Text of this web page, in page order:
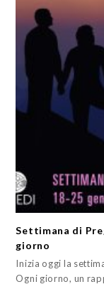
Settimana di
giorno
Inizia oggi la
Ogni giorno, un